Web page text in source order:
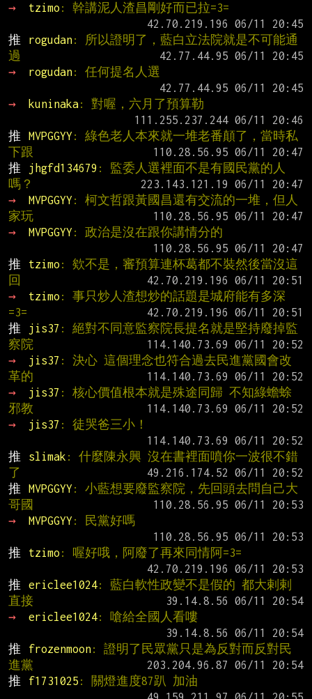
→
tzimo : 幹講泥人渣昌剛好而已拉=3=
推
rogudan: 所以證明了，藍白立法院就是不可能通
過
→
rogudan: 任何提名人選
→
kuninaka: 對喔，六月了預算勒
推
MVPGGYY : 綠色老人本來就一堆老番顛了，當時私
下跟
推
jhgfd134679 : 監委人選裡面不是有國民黨的人
嗎？
→
MVPGGYY : 柯文哲跟黃國昌還有交流的一堆，但人
家玩
→
MVPGGYY : 政治是沒在跟你講情分的
推
tzimo : 欸不是，審預算連杯葛都不裝然後當沒這
回
→
tzimo : 事只炒人渣想炒的話題是城府能有多深
=3=
推
jis37 : 絕對不同意監察院長提名就是堅持廢掉監
察院
→
jis37 : 決心 這個理念也符合過去民進黨國會改
革的
→
jis37 : 核心價值根本就是殊途同歸 不知綠蟾蜍
邪教
→
jis37 : 徒哭爸三小！
推
slimak : 什麼陳永興 沒在書裡面噴你一波很不錯
了
推
MVPGGYY : 小藍想要廢監察院，先回頭去問自己大
哥國
→
MVPGGYY : 民黨好嗎
推
tzimo : 喔好哦，阿廢了再來同情阿=3=
推
ericlee1024: 藍白軟性政變不是假的 都大剌剌
直接
→
ericlee1024: 嗆給全國人看嘍
推
frozenmoon: 證明了民眾黨只是為反對而反對民
進黨
推
f1731025 : 關燈進度87趴 加油